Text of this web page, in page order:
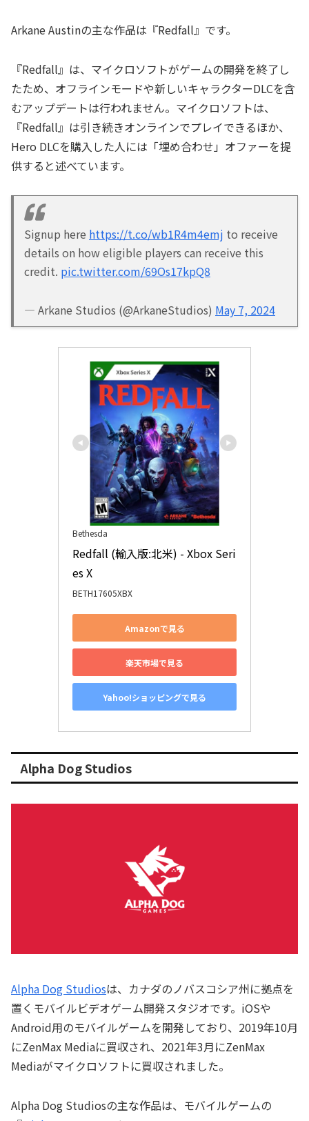
Arkane Austinの主な作品は『Redfall』です。
『Redfall』は、マイクロソフトがゲームの開発を終了し
たため、オフラインモードや新しいキャラクターDLCを含
むアップデートは行われません。マイクロソフトは、
『Redfall』は引き続きオンラインでプレイできるほか、
Hero DLCを購入した人には「埋め合わせ」オファーを提
供すると述べています。
Signup here https://t.co/wb1R4m4emj to receive
details on how eligible players can receive this
credit. pic.twitter.com/69Os17kpQ8
— Arkane Studios (@ArkaneStudios) May 7, 2024
Bethesda
Redfall (輸入版:北米) - Xbox Seri
es X
BETH17605XBX
Amazonで見る
楽天市場で見る
Yahoo!ショッピングで見る
Alpha Dog Studios
Alpha Dog Studiosは、カナダのノバスコシア州に拠点を
置くモバイルビデオゲーム開発スタジオです。iOSや
Android用のモバイルゲームを開発しており、2019年10月
にZenMax Mediaに買収され、2021年3月にZenMax
Mediaがマイクロソフトに買収されました。
Alpha Dog Studiosの主な作品は、モバイルゲームの